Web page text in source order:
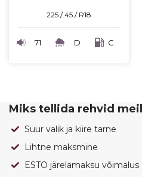
225 / 45 / R18
71 D C
Miks tellida rehvid
Suur valik ja kiire tarne
Lihtne maksmine
ESTO järelamaksu võimalus